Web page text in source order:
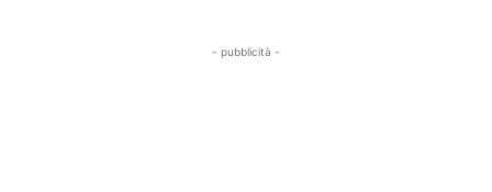
- pubblicità -